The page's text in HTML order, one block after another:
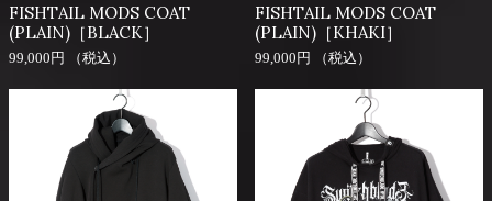
FISHTAIL MODS COAT
(PLAIN)［BLACK］
99,000円 （税込）
FISHTAIL MODS COAT
(PLAIN)［KHAKI］
99,000円 （税込）